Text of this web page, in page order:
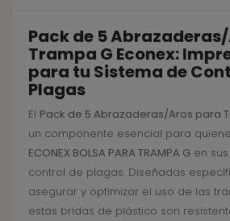
Pack de 5
Trampa G Econex:
para tu Sistema de
Plagas
El Pack de 5 Abrazaderas/Aros para
un componente esencial para
ECONEX BOLSA PARA TRAMPA G en
control de plagas. Diseñadas
asegurar y optimizar el uso de las
estas bridas de plástico son